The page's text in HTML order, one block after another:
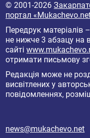
© 2001-2026
портал
Передрук матеріалів
не нижче 3 абзацу на
сайті
отримати письмову
Редакція може не
висвітлених у
повідомленнях,
news@mukachevo.net